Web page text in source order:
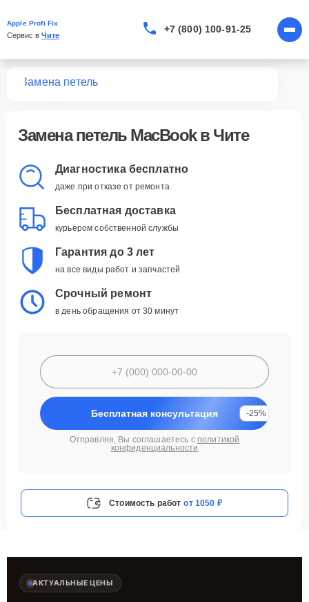
Apple Profi Fix
Сервис в Чите
+7 (800) 100-91-25
Замена петель
Замена петель MacBook в Чите
Диагностика бесплатно
даже при отказе от ремонта
Бесплатная доставка
курьером собственной службы
Гарантия до 3 лет
на все виды работ и запчастей
Срочный ремонт
в день обращения от 30 минут
Бесплатная консультация -25%
Отправляя, Вы соглашаетесь с политикой
конфиденциальности
Стоимость работ от 1050 ₽
АКТУАЛЬНЫЕ ЦЕНЫ